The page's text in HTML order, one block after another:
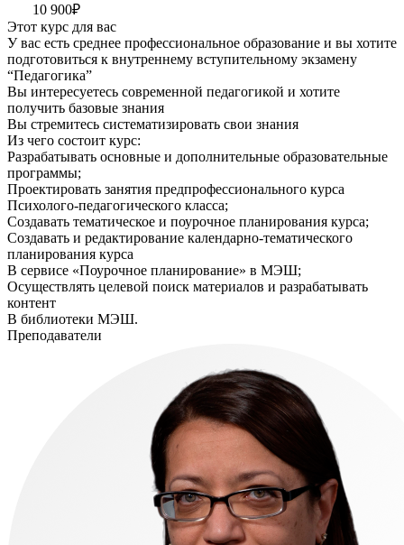
10 900₽
Этот курс для вас
У вас есть среднее профессиональное образование и вы хотите
подготовиться к внутреннему вступительному экзамену
“Педагогика”
Вы интересуетесь современной педагогикой и хотите
получить базовые знания
Вы стремитесь систематизировать свои знания
Из чего состоит курс:
Разрабатывать основные и дополнительные образовательные
программы;
Проектировать занятия предпрофессионального курса
Психолого-педагогического класса;
Создавать тематическое и поурочное планирования курса;
Создавать и редактирование календарно-тематического
планирования курса
В сервисе «Поурочное планирование» в МЭШ;
Осуществлять целевой поиск материалов и разрабатывать
контент
В библиотеки МЭШ.
Преподаватели